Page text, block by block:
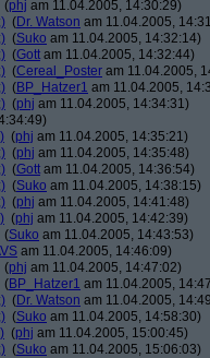
(phj am 11.04.2005, 14:30:29)
(Dr. Watson am 11.04.2005,
(Suko am 11.04.2005, 14:32:14)
(Gott am 11.04.2005, 14:32:44)
(Cereal_Poster am 11.04.2005,
(BP_Hatzer1 am 11.04.2005,
(phj am 11.04.2005, 14:34:31)
(phj am 11.04.2005, 14:35:21)
(phj am 11.04.2005, 14:35:48)
(Gott am 11.04.2005, 14:36:54)
(Suko am 11.04.2005, 14:38:15)
(phj am 11.04.2005, 14:41:48)
(phj am 11.04.2005, 14:42:39)
(Suko am 11.04.2005, 14:43:53)
am 11.04.2005, 14:46:09)
(phj am 11.04.2005, 14:47:02)
(BP_Hatzer1 am 11.04.2005,
(Dr. Watson am 11.04.2005,
(Suko am 11.04.2005, 14:58:30)
(phj am 11.04.2005, 15:00:45)
(Suko am 11.04.2005, 15:06:03)